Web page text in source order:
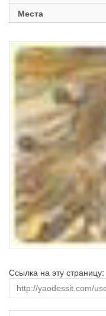
Места
Ссылка на эту страницу: